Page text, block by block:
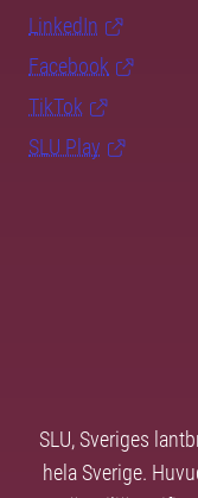
LinkedIn
Facebook
TikTok
SLU Play
SLU, Sveriges
hela Sverige.